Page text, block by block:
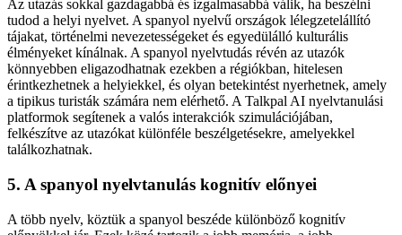
Az utazás sokkal gazdagabbá és izgalmasabbá válik, ha beszélni
tudod a helyi nyelvet. A spanyol nyelvű országok lélegzetelállító
tájakat, történelmi nevezetességeket és egyedülálló kulturális
élményeket kínálnak. A spanyol nyelvtudás révén az utazók
könnyebben eligazodhatnak ezekben a régiókban, hitelesen
érintkezhetnek a helyiekkel, és olyan betekintést nyerhetnek, amely
a tipikus turisták számára nem elérhető. A Talkpal AI nyelvtanulási
platformok segítenek a valós interakciók szimulációjában,
felkészítve az utazókat különféle beszélgetésekre, amelyekkel
találkozhatnak.
5. A spanyol nyelvtanulás kognitív előnyei
A több nyelv, köztük a spanyol beszéde különböző kognitív